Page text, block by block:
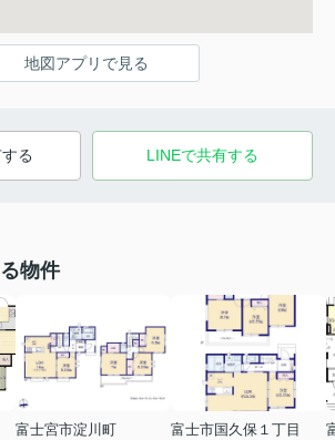
地図アプリで見る
る LINEで共有する
物件
富士宮市淀川町
富士市国久保１丁目